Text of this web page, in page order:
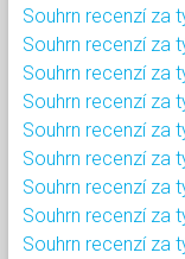
Souhrn recenzí za
Souhrn recenzí za
Souhrn recenzí za
Souhrn recenzí za
Souhrn recenzí za
Souhrn recenzí za
Souhrn recenzí za
Souhrn recenzí za
Souhrn recenzí za